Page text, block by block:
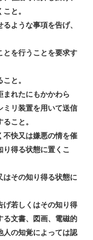
と。
ような事項を告げ、
を行うことを要求す
と。
れたにもかかわら
ミリ装置を用いて送信
こと。
快又は嫌悪の情を催
得る状態に置くこ
その知り得る状態に
若しくはその知り得
る文書、図画、電磁的
人の知覚によっては認